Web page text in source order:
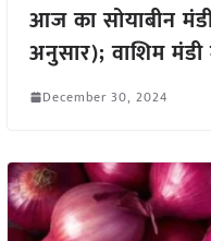
आज का सोयाबीन
अनुसार); वाशिम
December 30, 2024